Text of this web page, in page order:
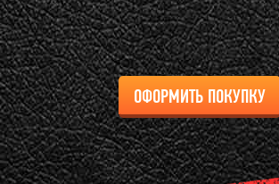
ОФОРМИТЬ ПОКУПКУ